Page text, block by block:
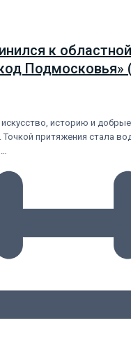
к
Подмосковья»
историю и
притяжения стала